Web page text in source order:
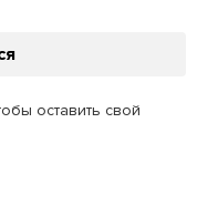
оставить свой